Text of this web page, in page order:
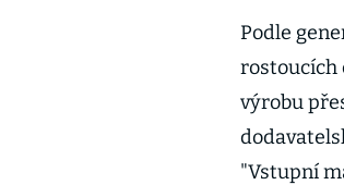
Podle
rostoucích
výrobu
"Vstupní